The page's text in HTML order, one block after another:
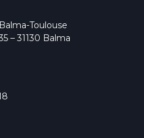
Toulouse
– 31130 Balma